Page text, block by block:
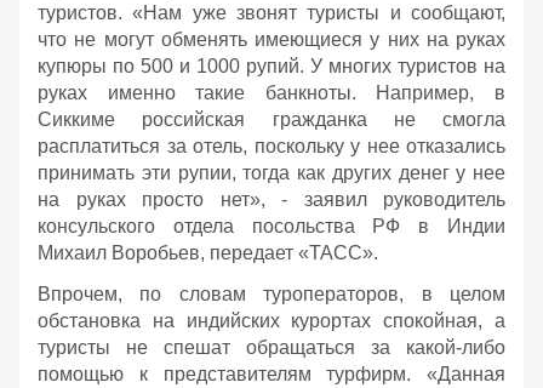
туристов. «Нам уже звонят туристы и сообщают,
что не могут обменять имеющиеся у них на руках
купюры по 500 и 1000 рупий. У многих туристов на
руках именно такие банкноты. Например, в
Сиккиме российская гражданка не смогла
расплатиться за отель, поскольку у нее отказались
принимать эти рупии, тогда как других денег у нее
на руках просто нет», - заявил руководитель
консульского отдела посольства РФ в Индии
Михаил Воробьев, передает «ТАСС».
Впрочем, по словам туроператоров, в целом
обстановка на индийских курортах спокойная, а
туристы не спешат обращаться за какой-либо
помощью к представителям турфирм. «Данная